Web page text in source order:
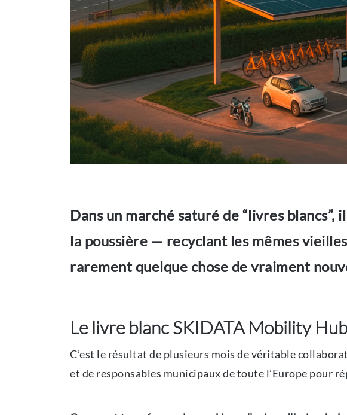
Dans un marché saturé de “livres
la poussière — recyclant les mêmes
rarement quelque chose de vraiment
Le livre blanc SKIDATA Mobility
C’est le résultat de plusieurs mois de véritable
et de responsables municipaux de toute l’Europe pour